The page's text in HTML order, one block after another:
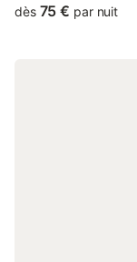
extérieure.
dès 75 € par nuit